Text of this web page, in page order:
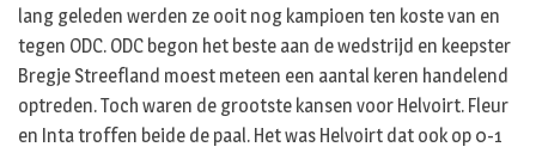
lang geleden werden ze ooit nog kampioen ten koste van en
tegen ODC. ODC begon het beste aan de wedstrijd en keepster
Bregje Streefland moest meteen een aantal keren handelend
optreden. Toch waren de grootste kansen voor Helvoirt. Fleur
en Inta troffen beide de paal. Het was Helvoirt dat ook op 0-1